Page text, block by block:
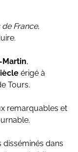
France,
,
érigé à
Tours.
remarquables et
disséminés dans